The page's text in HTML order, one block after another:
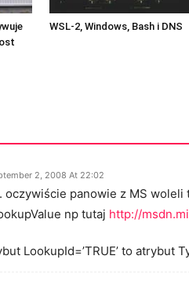
WSL-2, Windows, Bash i DNS
2, 2008 At 22:02
oczywiście panowie z MS
np tutaj http://
LookupId=’TRUE’ to